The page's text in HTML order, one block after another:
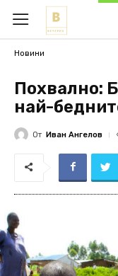
Новини
Похвално:
най-
От Иван Ангелов